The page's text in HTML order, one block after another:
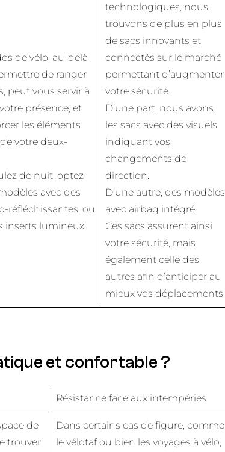
de vélo, au-delà
de ranger
peut vous servir à
présence, et
les éléments
votre deux-
de nuit, optez
avec des
réfléchissantes, ou
inserts lumineux.
technologiques, nous
trouvons de plus en plus
de sacs innovants et
connectés sur le marché
permettant d’augmenter
votre sécurité.
D’une part, nous avons
les sacs avec des visuels
indiquant vos
changements de
direction.
D’une autre, des modèles
avec airbag intégré.
Ces sacs assurent ainsi
votre sécurité, mais
également celle des
autres afin d’anticiper au
mieux vos déplacements.
et confortable ?
Résistance face aux intempéries
de
trouver
Dans certains cas de figure, comme
le vélotaf ou bien les voyages à vélo,